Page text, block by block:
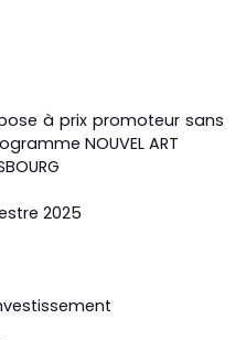
à prix promoteur sans
NOUVEL ART
2025